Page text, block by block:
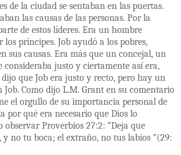
de la ciudad se sentaban en las puertas.
las causas de las personas. Por la
de estos líderes. Era un hombre
los príncipes. Job ayudó a los pobres,
sus causas. Era más que un concejal, un
consideraba justo y ciertamente así era,
que Job era justo y recto, pero hay un
Job. Como dijo L.M. Grant en su comentario
el orgullo de su importancia personal de
por qué era necesario que Dios lo
observar Proverbios 27:2: “Deja que
y no tu boca; el extraño, no tus labios ”(29: